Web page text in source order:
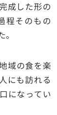
成した形の
程そのもの
域の食を楽
にも訪れる
になってい